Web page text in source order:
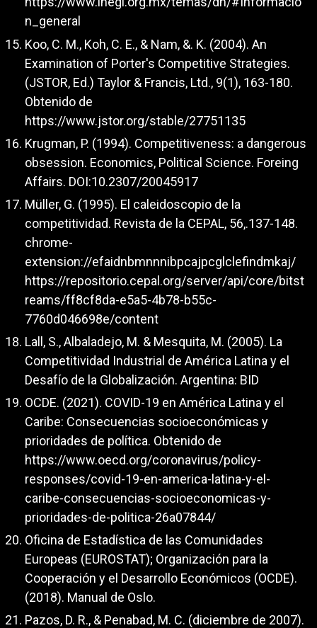
n_general
Koo, C. M., Koh, C. E., & Nam, &. K. (2004). An
Examination of Porter's Competitive Strategies.
(JSTOR, Ed.) Taylor & Francis, Ltd., 9(1), 163-180.
Obtenido de
https://www.jstor.org/stable/27751135
Krugman, P. (1994). Competitiveness: a dangerous
obsession. Economics, Political Science. Foreing
Affairs. DOI:10.2307/20045917
Müller, G. (1995). El caleidoscopio de la
competitividad. Revista de la CEPAL, 56,.137-148.
chrome-
extension://efaidnbmnnnibpcajpcglclefindmkaj/
https://repositorio.cepal.org/server/api/core/bitst
reams/ff8cf8da-e5a5-4b78-b55c-
7760d046698e/content
Lall, S., Albaladejo, M. & Mesquita, M. (2005). La
Competitividad Industrial de América Latina y el
Desafío de la Globalización. Argentina: BID
OCDE. (2021). COVID-19 en América Latina y el
Caribe: Consecuencias socioeconómicas y
prioridades de política. Obtenido de
https://www.oecd.org/coronavirus/policy-
responses/covid-19-en-america-latina-y-el-
caribe-consecuencias-socioeconomicas-y-
prioridades-de-politica-26a07844/
Oficina de Estadística de las Comunidades
Europeas (EUROSTAT); Organización para la
Cooperación y el Desarrollo Económicos (OCDE).
(2018). Manual de Oslo.
Pazos, D. R., & Penabad, M. C. (diciembre de 2007).